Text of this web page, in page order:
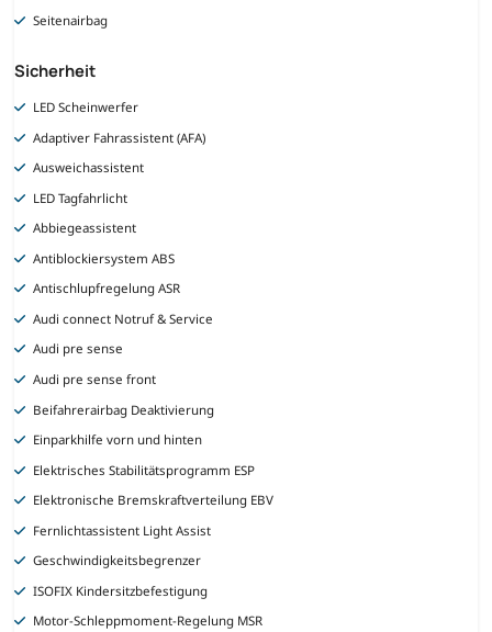
Seitenairbag
Sicherheit
LED Scheinwerfer
Adaptiver Fahrassistent (AFA)
Ausweichassistent
LED Tagfahrlicht
Abbiegeassistent
Antiblockiersystem ABS
Antischlupfregelung ASR
Audi connect Notruf & Service
Audi pre sense
Audi pre sense front
Beifahrerairbag Deaktivierung
Einparkhilfe vorn und hinten
Elektrisches Stabilitätsprogramm ESP
Elektronische Bremskraftverteilung EBV
Fernlichtassistent Light Assist
Geschwindigkeitsbegrenzer
ISOFIX Kindersitzbefestigung
Motor-Schleppmoment-Regelung MSR